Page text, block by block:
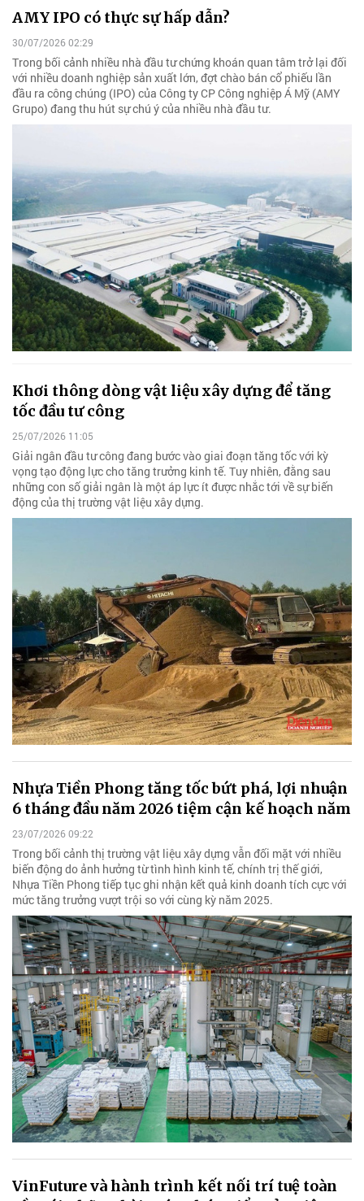
AMY IPO có thực sự hấp dẫn?
30/07/2026 02:29
Trong bối cảnh nhiều nhà đầu tư chứng khoán quan tâm trở lại đối
với nhiều doanh nghiệp sản xuất lớn, đợt chào bán cổ phiếu lần
đầu ra công chúng (IPO) của Công ty CP Công nghiệp Á Mỹ (AMY
Grupo) đang thu hút sự chú ý của nhiều nhà đầu tư.
Khơi thông dòng vật liệu xây dựng để tăng
tốc đầu tư công
25/07/2026 11:05
Giải ngân đầu tư công đang bước vào giai đoạn tăng tốc với kỳ
vọng tạo động lực cho tăng trưởng kinh tế. Tuy nhiên, đằng sau
những con số giải ngân là một áp lực ít được nhắc tới về sự biến
động của thị trường vật liệu xây dựng.
Nhựa Tiền Phong tăng tốc bứt phá, lợi nhuận
6 tháng đầu năm 2026 tiệm cận kế hoạch năm
23/07/2026 09:22
Trong bối cảnh thị trường vật liệu xây dựng vẫn đối mặt với nhiều
biến động do ảnh hưởng từ tình hình kinh tế, chính trị thế giới,
Nhựa Tiền Phong tiếp tục ghi nhận kết quả kinh doanh tích cực với
mức tăng trưởng vượt trội so với cùng kỳ năm 2025.
VinFuture và hành trình kết nối trí tuệ toàn